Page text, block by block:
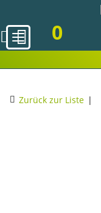
0
Zurück zur Liste